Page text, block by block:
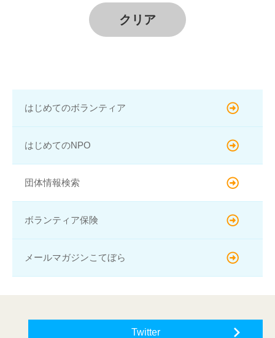
はじめてのボランティア
はじめてのNPO
団体情報検索
ボランティア保険
メールマガジンこてぼら
Twitter